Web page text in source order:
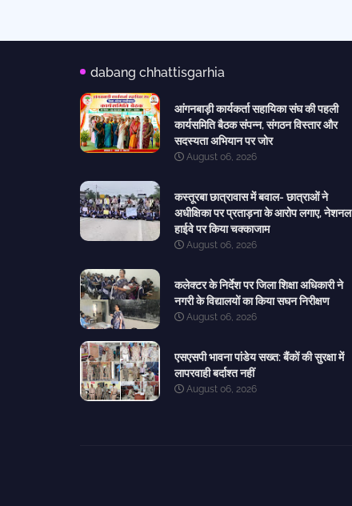
dabang chhattisgarhia
आंगनबाड़ी कार्यकर्ता सहायिका संघ की पहली
कार्यसमिति बैठक संपन्न, संगठन विस्तार और
सदस्यता अभियान पर जोर
August 06, 2026
कस्तूरबा छात्रावास में बवाल- छात्राओं ने
अधीक्षिका पर प्रताड़ना के आरोप लगाए, नेशनल
हाईवे पर किया चक्काजाम
August 06, 2026
कलेक्टर के निर्देश पर जिला शिक्षा अधिकारी ने
नगरी के विद्यालयों का किया सघन निरीक्षण
August 06, 2026
एसएसपी भावना पांडेय सख्त: बैंकों की सुरक्षा में
लापरवाही बर्दाश्त नहीं
August 06, 2026